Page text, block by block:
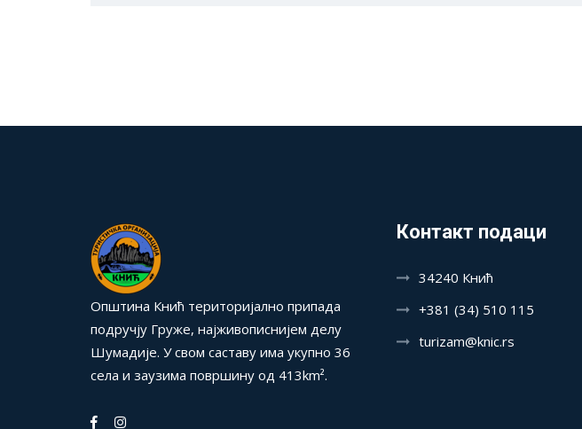
Општина Кнић територијално припада
подручју Груже, најживописнијем делу
Шумадије. У свом саставу има укупно 36
села и заузима површину од 413km².
Контакт подаци
34240 Кнић
+381 (34) 510 115
turizam@knic.rs